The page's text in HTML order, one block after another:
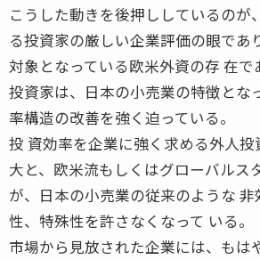
こうした動きを後押ししているのが
る投資家の厳しい企業評価の眼であ
対象となっている欧米外資の存 在で
投資家は、日本の小売業の特徴とな
率構造の改善を強く迫っている。
投 資効率を企業に強く求める外人
大と、欧米流もしくはグローバルス
が、日本の小売業の従来のような
性、特殊性を許さなくなって いる。
市場から見放された企業には、もは